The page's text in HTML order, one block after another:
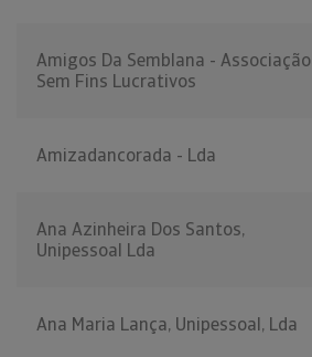
Amigos Da Semblana - Associação
Sem Fins Lucrativos
Amizadancorada - Lda
Ana Azinheira Dos Santos,
Unipessoal Lda
Ana Maria Lança, Unipessoal, Lda